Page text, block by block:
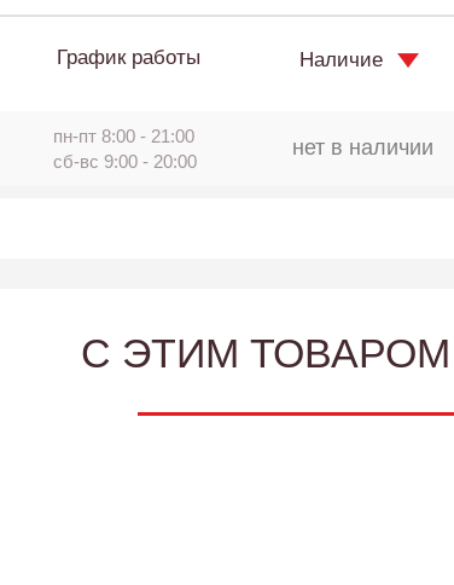
График работы Наличие
пн-пт 8:00 - 21:00
сб-вс 9:00 - 20:00
нет в наличии
C ЭТИМ